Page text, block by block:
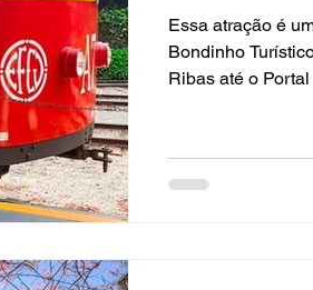
Essa atração é
Bondinho
Ribas até o